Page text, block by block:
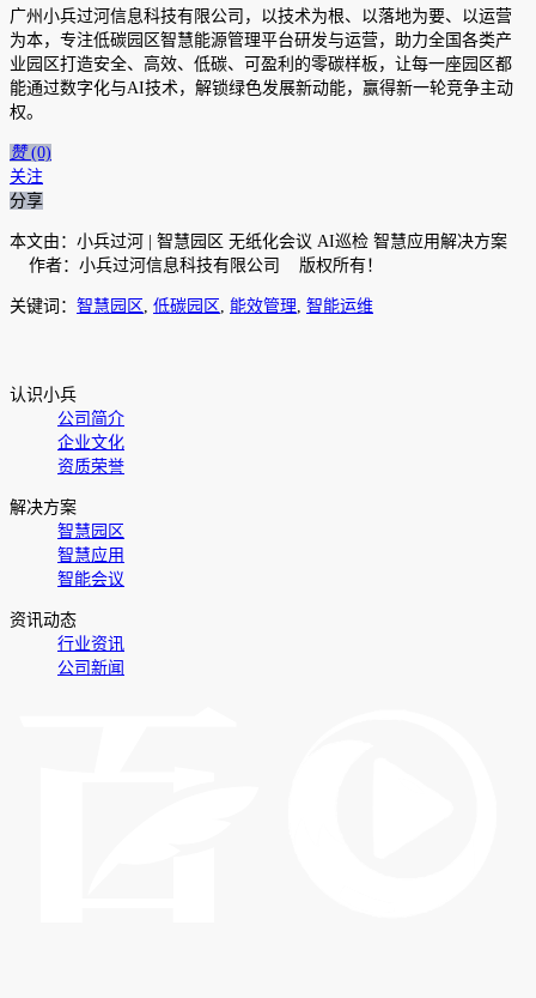
广州小兵过河信息科技有限公司，以技术为根、以落地为要、以运营
为本，专注低碳园区智慧能源管理平台研发与运营，助力全国各类产
业园区打造安全、高效、低碳、可盈利的零碳样板，让每一座园区都
能通过数字化与AI技术，解锁绿色发展新动能，赢得新一轮竞争主动
权。
赞 (0)
关注
分享
本文由：小兵过河 | 智慧园区 无纸化会议 AI巡检 智慧应用解决方案
作者：小兵过河信息科技有限公司 版权所有！
关键词： 智慧园区 , 低碳园区 , 能效管理, 智能运维
认识小兵
公司简介
企业文化
资质荣誉
解决方案
智慧园区
智慧应用
智能会议
资讯动态
行业资讯
公司新闻